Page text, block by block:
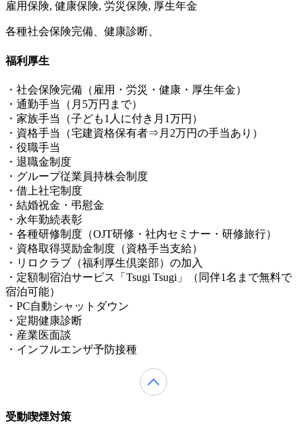
雇用保険, 健康保険, 労災保険, 厚生年金
各種社会保険完備、健康診断、
福利厚生
・社会保険完備（雇用・労災・健康・厚生年金）
・通勤手当（月5万円まで）
・家族手当（子ども1人に付き月1万円）
・資格手当（宅建資格保有者⇒月2万円の手当あり）
・役職手当
・退職金制度
・グループ従業員持株会制度
・借上社宅制度
・結婚祝金・弔慰金
・永年勤続表彰
・各種研修制度（OJT研修・社内セミナー・研修旅行）
・資格取得奨励金制度（資格手当支給）
・リロクラブ（福利厚生倶楽部）の加入
・定額制宿泊サービス「Tsugi Tsugi」（同伴1名まで無料で
宿泊可能）
・PC自動シャットダウン
・定期健康診断
・産業医面談
・インフルエンザ予防接種
受動喫煙対策